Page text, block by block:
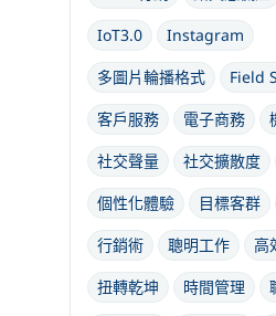
IoT3.0
Instagram
多圖片輪播格式
Field
客戶服務
電子商務
社交聲量
社交擴散度
個性化體驗
目標客群
行銷術
聰明工作
高
扭轉乾坤
時間管理